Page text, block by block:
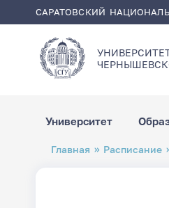
САРАТОВСКИЙ
Университет
Строка
навигации
Главная Расписание